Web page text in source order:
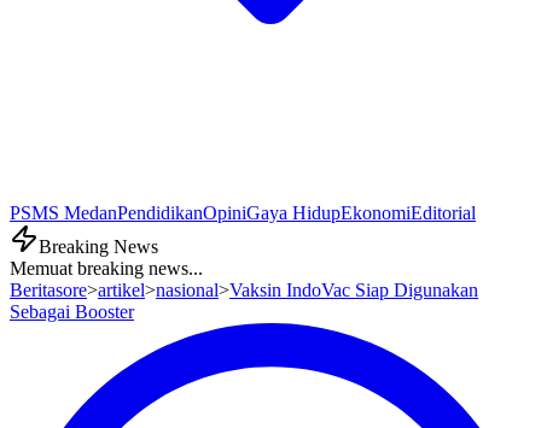
PSMS MedanPendidikanOpiniGaya HidupEkonomiEditorial
Breaking News
Memuat breaking news...
Beritasore>artikel>nasional>Vaksin IndoVac Siap Digunakan
Sebagai Booster